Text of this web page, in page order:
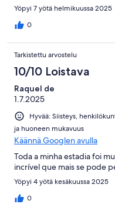
Yöpyi 7 yötä helmikuussa 2025
0
Tarkistettu arvostelu
10/10 Loistava
Raquel de
1.7.2025
Hyvää: Siisteys,
ja huoneen mukavuus
Käännä Googlen avulla
Toda a minha estadia foi
incrível que mais se pode
Yöpyi 4 yötä kesäkuussa 2025
0